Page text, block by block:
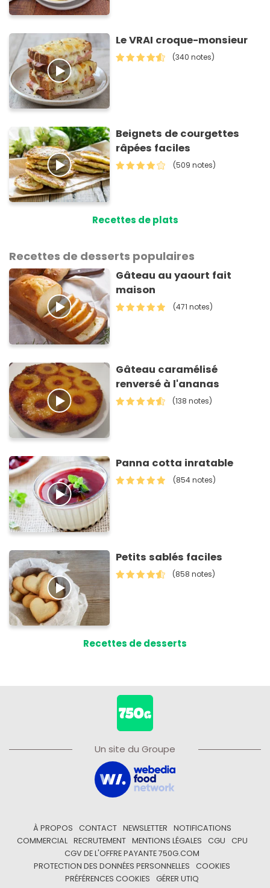
Le VRAI croque-monsieur
(340 notes)
Beignets de courgettes
râpées faciles
(509 notes)
Recettes de plats
Recettes de desserts populaires
Gâteau au yaourt fait
maison
(471 notes)
Gâteau caramélisé
renversé à l'ananas
(138 notes)
Panna cotta inratable
(854 notes)
Petits sablés faciles
(858 notes)
Recettes de desserts
Un site du Groupe
À PROPOS CONTACT NEWSLETTER
NOTIFICATIONS
COMMERCIAL
RECRUTEMENT MENTIONS LÉGALES CGU
CPU
CGV DE L'OFFRE PAYANTE 750G.COM
PROTECTION DES DONNÉES PERSONNELLES
COOKIES
PRÉFÉRENCES COOKIES
GÉRER UTIQ